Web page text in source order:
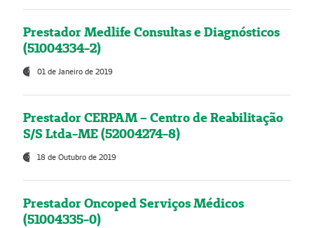
Prestador Medlife Consultas e Diagnósticos
(51004334-2)
01 de Janeiro de 2019
Prestador CERPAM – Centro de Reabilitação
S/S Ltda-ME (52004274-8)
18 de Outubro de 2019
Prestador Oncoped Serviços Médicos
(51004335-0)